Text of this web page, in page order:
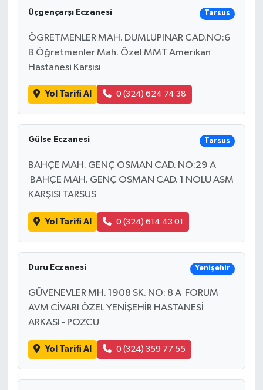
Üçgençarşı Eczanesi Tarsus
ÖGRETMENLER MAH. DUMLUPINAR CAD.NO:6
B Öğretmenler Mah. Özel MMT Amerikan
Hastanesi Karşısı
Yol Tarifi Al 0 (324) 624 74 38
Gülse Eczanesi Tarsus
BAHÇE MAH. GENÇ OSMAN CAD. NO:29 A
BAHÇE MAH. GENÇ OSMAN CAD. 1 NOLU ASM
KARŞISI TARSUS
Yol Tarifi Al 0 (324) 614 43 01
Duru Eczanesi Yenişehir
GÜVENEVLER MH. 1908 SK. NO: 8 A FORUM
AVM CİVARI ÖZEL YENİŞEHİR HASTANESİ
ARKASI - POZCU
Yol Tarifi Al 0 (324) 359 77 55